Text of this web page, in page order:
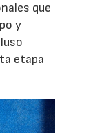
que
y
etapa